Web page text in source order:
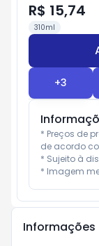
R$ 15,74
310ml
+3
* Preços de
de acordo
* Sujeito à
* Imagem